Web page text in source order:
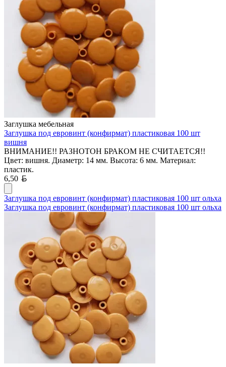
Заглушка мебельная
Заглушка под евровинт (конфирмат) пластиковая 100 шт
вишня
ВНИМАНИЕ!! РАЗНОТОН БРАКОМ НЕ СЧИТАЕТСЯ!!
Цвет: вишня. Диаметр: 14 мм. Высота: 6 мм. Материал:
пластик.
6,50
Заглушка под евровинт (конфирмат) пластиковая 100 шт ольха
Заглушка под евровинт (конфирмат) пластиковая 100 шт ольха